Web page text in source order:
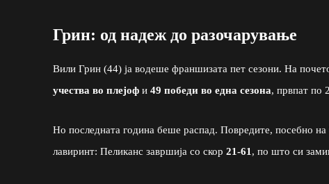
Грин: од надеж до разочарување
Вили Грин (44) ја водеше франшизата пет сезони. На
учества во плејоф и 49 победи во една сезона, првпат по
Но последната година беше распад. Повредите, посебно на
лавиринт: Пеликанс завршија со скор 21-61 , по што си